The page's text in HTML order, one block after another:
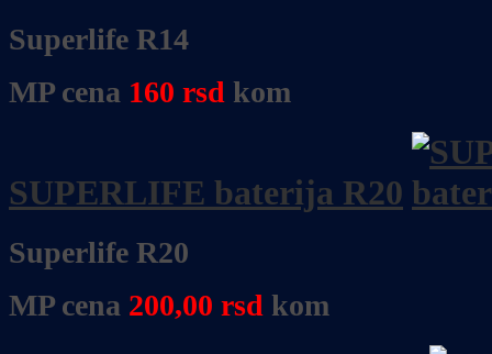
Superlife R14
MP cena 160 rsd kom
SUPERLIFE baterija R20
Superlife R20
MP cena 200,00 rsd kom